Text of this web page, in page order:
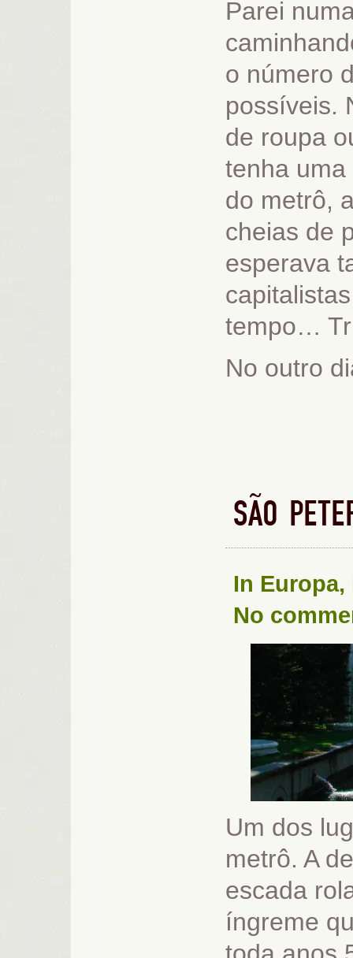
Parei
o número
possíveis.
de roupa
tenha
do metrô,
cheias de
esperava
tempo…
No outro
SÃO
In Europa,
No
Um dos
metrô. A
escada
íngreme